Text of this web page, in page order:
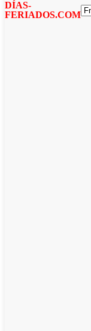
DÍAS-
FERIADOS.COM